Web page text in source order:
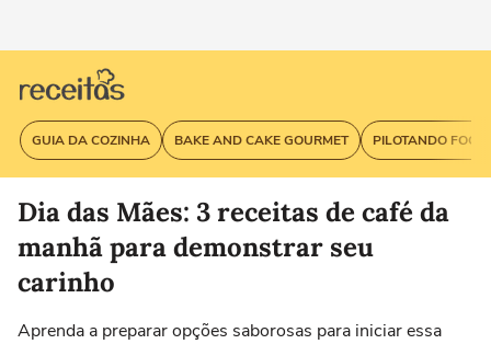
GUIA DA COZINHA BAKE AND CAKE GOURMET PILOTANDO
Dia das Mães: 3 receitas de café da
manhã para demonstrar seu
carinho
Aprenda a preparar opções saborosas para iniciar essa